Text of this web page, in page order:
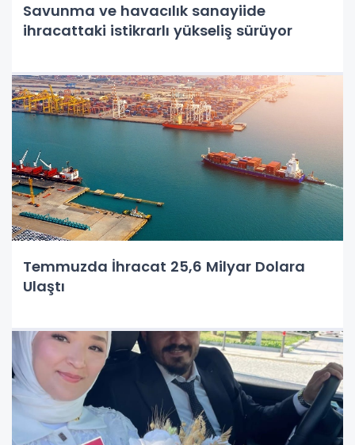
Savunma ve havacılık sanayiide
ihracattaki istikrarlı yükseliş sürüyor
Temmuzda İhracat 25,6 Milyar Dolara
Ulaştı